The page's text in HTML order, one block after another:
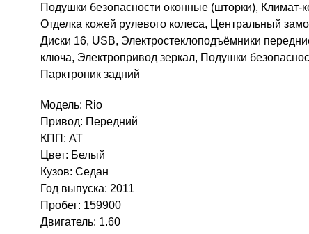
Подушки безопасности оконные (шторки), Климат-
Отделка кожей рулевого колеса, Центральный
Диски 16, USB, Электростеклоподъёмники
ключа, Электропривод зеркал, Подушки
Парктроник задний
Модель: Rio
Привод: Передний
КПП: AT
Цвет: Белый
Кузов: Седан
Год выпуска: 2011
Пробег: 159900
Двигатель: 1.60